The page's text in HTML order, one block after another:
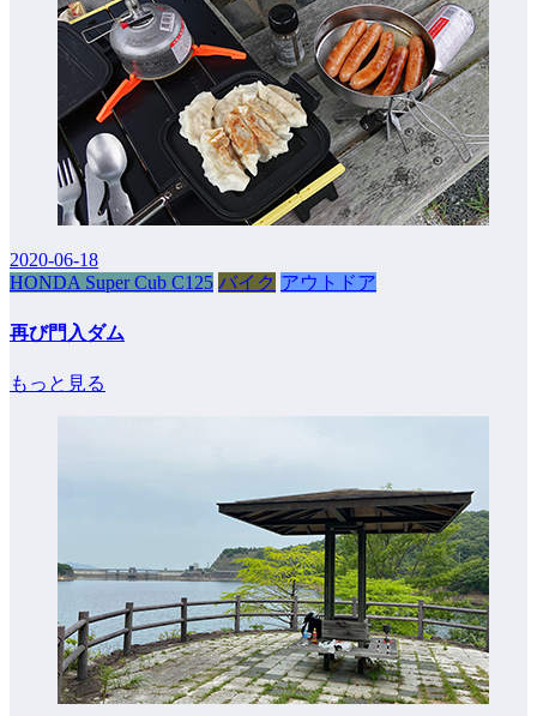
2020-06-18
HONDA Super Cub C125 バイク アウトドア
再び門入ダム
もっと見る